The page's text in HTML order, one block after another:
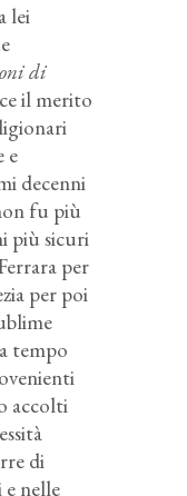
lei
di
il merito
e
decenni
fu più
più sicuri
per
per poi
tempo
accolti
di
e nelle